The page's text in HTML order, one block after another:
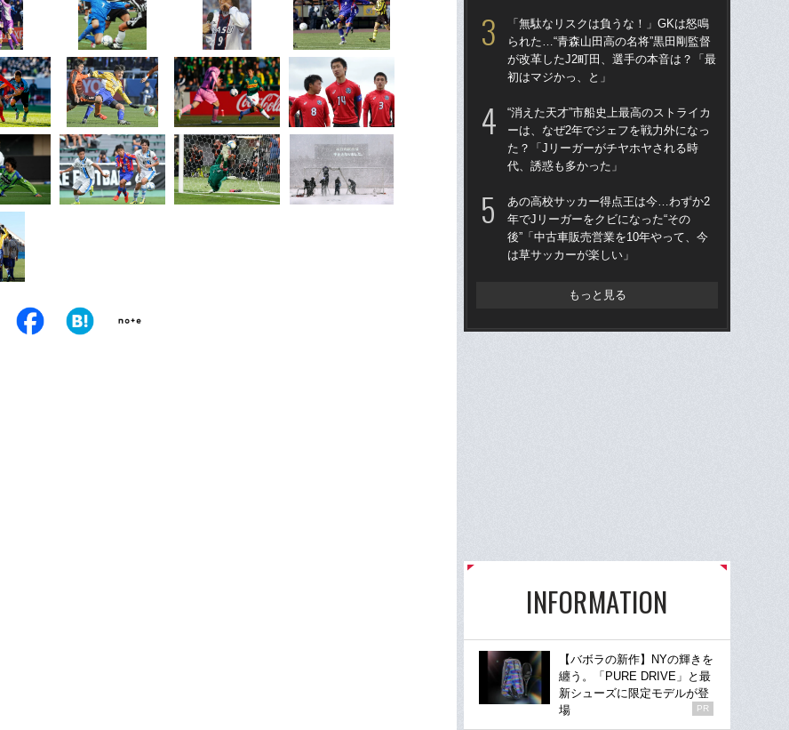
「無駄なリスクは負うな！」GKは怒鳴
られた…“青森山田高の名将”黒田剛監督
が改革したJ2町田、選手の本音は？「最
初はマジかっ、と」
“消えた天才”市船史上最高のストライカ
ーは、なぜ2年でジェフを戦力外になっ
た？「Jリーガーがチヤホヤされる時
代、誘惑も多かった」
あの高校サッカー得点王は今…わずか2
年でJリーガーをクビになった“その
後”「中古車販売営業を10年やって、今
は草サッカーが楽しい」
もっと見る
INFORMATION
【バボラの新作】NYの輝きを
纏う。「PURE DRIVE」と最
新シューズに限定モデルが登
場
PR